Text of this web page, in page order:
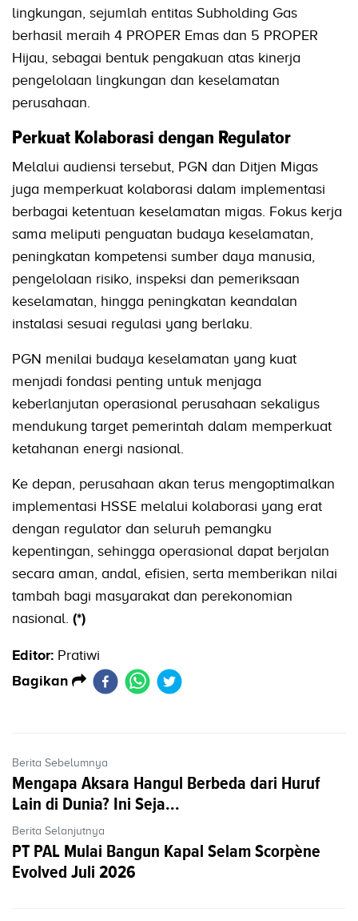
lingkungan, sejumlah entitas Subholding Gas
berhasil meraih 4 PROPER Emas dan 5 PROPER
Hijau, sebagai bentuk pengakuan atas kinerja
pengelolaan lingkungan dan keselamatan
perusahaan.
Perkuat Kolaborasi dengan Regulator
Melalui audiensi tersebut, PGN dan Ditjen Migas
juga memperkuat kolaborasi dalam implementasi
berbagai ketentuan keselamatan migas. Fokus kerja
sama meliputi penguatan budaya keselamatan,
peningkatan kompetensi sumber daya manusia,
pengelolaan risiko, inspeksi dan pemeriksaan
keselamatan, hingga peningkatan keandalan
instalasi sesuai regulasi yang berlaku.
PGN menilai budaya keselamatan yang kuat
menjadi fondasi penting untuk menjaga
keberlanjutan operasional perusahaan sekaligus
mendukung target pemerintah dalam memperkuat
ketahanan energi nasional.
Ke depan, perusahaan akan terus mengoptimalkan
implementasi HSSE melalui kolaborasi yang erat
dengan regulator dan seluruh pemangku
kepentingan, sehingga operasional dapat berjalan
secara aman, andal, efisien, serta memberikan nilai
tambah bagi masyarakat dan perekonomian
nasional. (*)
Editor: Pratiwi
Bagikan
Berita Sebelumnya
Mengapa Aksara Hangul Berbeda dari Huruf
Lain di Dunia? Ini Seja...
Berita Selanjutnya
PT PAL Mulai Bangun Kapal Selam Scorpène
Evolved Juli 2026